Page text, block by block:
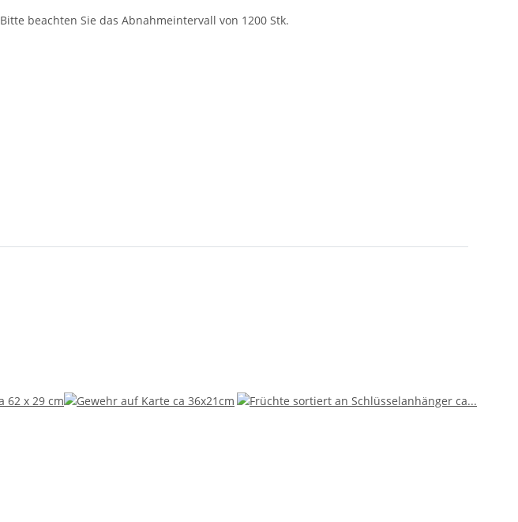
Bitte beachten Sie das Abnahmeintervall von 1200 Stk.